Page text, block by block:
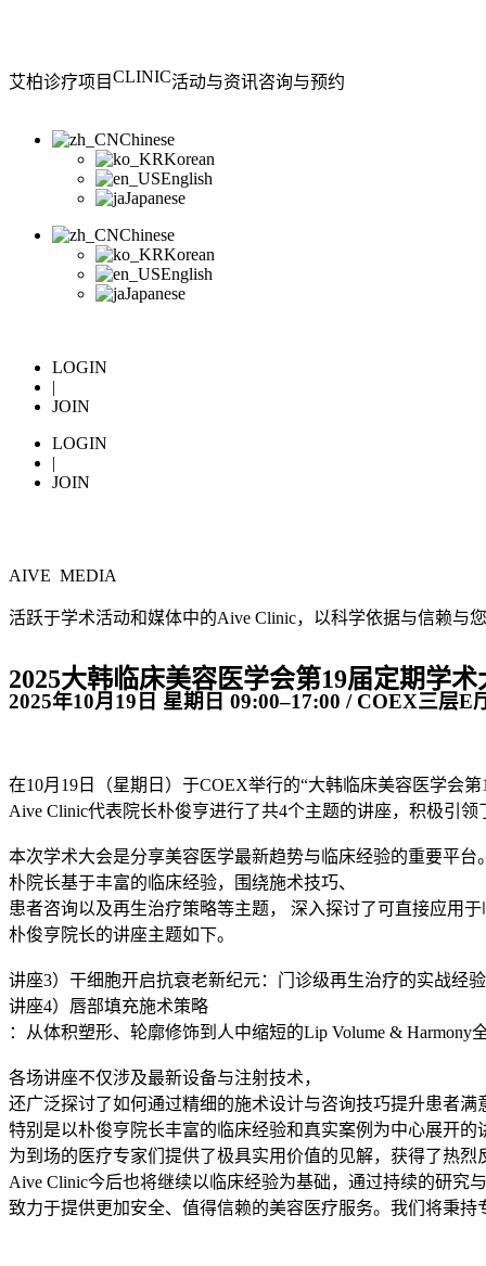
艾柏诊疗项目CLINIC活动与资讯咨询与预约
Chinese
Korean
English
Japanese
Chinese
Korean
English
Japanese
LOGIN
|
JOIN
LOGIN
|
JOIN
AIVE MEDIA
活跃于学术活动和媒体中的Aive Clinic，以科学依据与信赖与
2025大韩临床美容医学会第19届定期学术
2025年10月19日 星期日 09:00–17:00 / COEX三层E
在10月19日（星期日）于COEX举行的“大韩临床美容医学会第
Aive Clinic代表院长朴俊亨进行了共4个主题的讲座，积极引领
本次学术大会是分享美容医学最新趋势与临床经验的重要平台。
朴院长基于丰富的临床经验，围绕施术技巧、
患者咨询以及再生治疗策略等主题， 深入探讨了可直接应用于
朴俊亨院长的讲座主题如下。
讲座3）干细胞开启抗衰老新纪元：门诊级再生治疗的实战经
讲座4）唇部填充施术策略
：从体积塑形、轮廓修饰到人中缩短的Lip Volume & Harmony
各场讲座不仅涉及最新设备与注射技术，
还广泛探讨了如何通过精细的施术设计与咨询技巧提升患者满
特别是以朴俊亨院长丰富的临床经验和真实案例为中心展开的
为到场的医疗专家们提供了极具实用价值的见解，获得了热烈
Aive Clinic今后也将继续以临床经验为基础，通过持续的研究与
致力于提供更加安全、值得信赖的美容医疗服务。我们将秉持